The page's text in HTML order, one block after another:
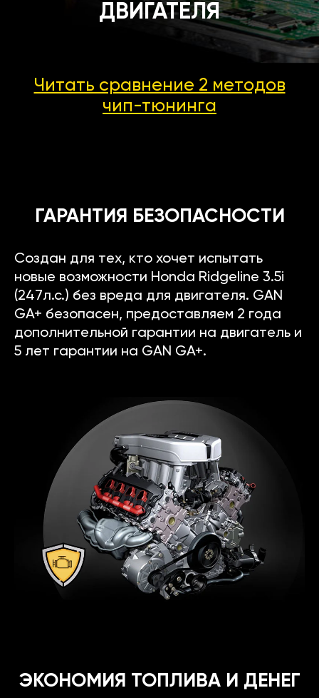
ДВИГАТЕЛЯ
Читать сравнение 2 методов
чип-тюнинга
ГАРАНТИЯ БЕЗОПАСНОСТИ
Создан для тех, кто хочет испытать
новые возможности Honda Ridgeline 3.5i
(247л.с.) без вреда для двигателя. GAN
GA+ безопасен, предоставляем 2 года
дополнительной гарантии на двигатель и
5 лет гарантии на GAN GA+.
ЭКОНОМИЯ ТОПЛИВА И ДЕНЕГ